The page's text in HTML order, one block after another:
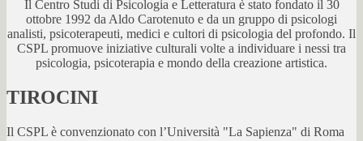
Il Centro Studi di Psicologia e Letteratura è stato fondato il 30
ottobre 1992 da Aldo Carotenuto e da un gruppo di psicologi
analisti, psicoterapeuti, medici e cultori di psicologia del profondo. Il
CSPL promuove iniziative culturali volte a individuare i nessi tra
psicologia, psicoterapia e mondo della creazione artistica.
TIROCINI
Il CSPL è convenzionato con l’Università "La Sapienza" di Roma